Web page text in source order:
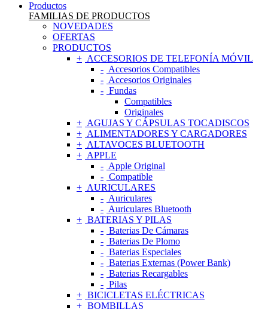
Productos
FAMILIAS DE PRODUCTOS
NOVEDADES
OFERTAS
PRODUCTOS
ACCESORIOS DE TELEFONÍA MÓVIL
Accesorios Compatibles
Accesorios Originales
Fundas
Compatibles
Originales
AGUJAS Y CÁPSULAS TOCADISCOS
ALIMENTADORES Y CARGADORES
ALTAVOCES BLUETOOTH
APPLE
Apple Original
Compatible
AURICULARES
Auriculares
Auriculares Bluetooth
BATERIAS Y PILAS
Baterias De Cámaras
Baterias De Plomo
Baterias Especiales
Baterias Externas (Power Bank)
Baterias Recargables
Pilas
BICICLETAS ELÉCTRICAS
BOMBILLAS